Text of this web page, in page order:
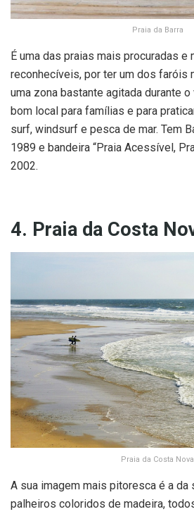
Praia da Barra
É uma das praias mais procuradas e
reconhecíveis, por ter um dos faróis
uma zona bastante agitada durante o
bom local para famílias e para
surf, windsurf e pesca de mar. Tem
1989 e bandeira “Praia Acessível,
2002.
4. Praia da Costa
Praia da Costa Nova
A sua imagem mais pitoresca é a da
palheiros coloridos de madeira,